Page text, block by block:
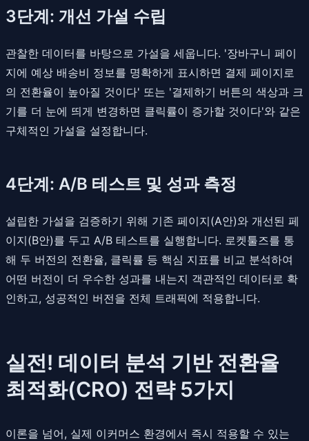
3단계: 개선 가설 수립
관찰한 데이터를 바탕으로 가설을 세웁니다. '장바구니 페이
지에 예상 배송비 정보를 명확하게 표시하면 결제 페이지로
의 전환율이 높아질 것이다' 또는 '결제하기 버튼의 색상과 크
기를 더 눈에 띄게 변경하면 클릭률이 증가할 것이다'와 같은
구체적인 가설을 설정합니다.
4단계: A/B 테스트 및 성과 측정
설립한 가설을 검증하기 위해 기존 페이지(A안)와 개선된 페
이지(B안)를 두고 A/B 테스트를 실행합니다. 로켓툴즈를 통
해 두 버전의 전환율, 클릭률 등 핵심 지표를 비교 분석하여
어떤 버전이 더 우수한 성과를 내는지 객관적인 데이터로 확
인하고, 성공적인 버전을 전체 트래픽에 적용합니다.
실전! 데이터 분석 기반 전환율
최적화(CRO) 전략 5가지
이론을 넘어, 실제 이커머스 환경에서 즉시 적용할 수 있는